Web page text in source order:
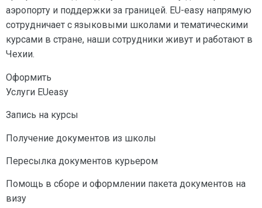
аэропорту и поддержки за границей. EU-easy напрямую
сотрудничает с языковыми школами и тематическими
курсами в стране, наши сотрудники живут и работают в
Чехии.
Оформить
Услуги EUeasy
Запись на курсы
Получение документов из школы
Пересылка документов курьером
Помощь в сборе и оформлении пакета документов на
визу